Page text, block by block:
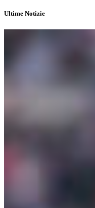
Ultime Notizie